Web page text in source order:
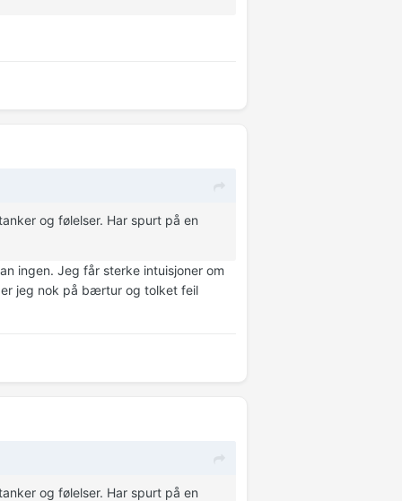
og følelser. Har spurt på en
ingen. Jeg får sterke intuisjoner om
jeg nok på bærtur og tolket feil
og følelser. Har spurt på en